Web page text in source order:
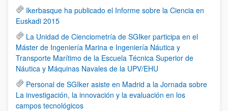
Ikerbasque ha publicado el Informe sobre la Ciencia en
Euskadi 2015
La Unidad de Cienciometría de SGIker participa en el
Máster de Ingeniería Marina e Ingeniería Náutica y
Transporte Marítimo de la Escuela Técnica Superior de
Náutica y Máquinas Navales de la UPV/EHU
Personal de SGIker asiste en Madrid a la Jornada sobre
La investigación, la innovación y la evaluación en los
campos tecnológicos